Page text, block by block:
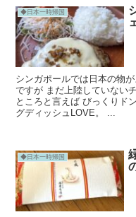
◆日本一時帰国
シンガポールでは日本の物
ですが まだ上陸していない
ところと言えば びっくりド
グディッシュLOVE。 ...
◆日本一時帰国